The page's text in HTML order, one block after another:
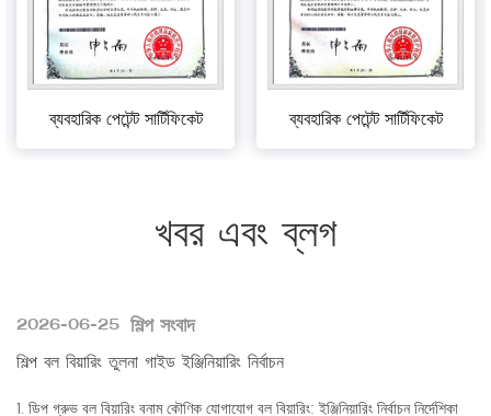
ব্যবহারিক পেটেন্ট সার্টিফিকেট ব্যবহারিক পেটেন্ট সার্টিফিকেট
খবর এবং ব্লগ
2026-06-25 শিল্প সংবাদ
শিল্প বল বিয়ারিং তুলনা গাইড ইঞ্জিনিয়ারিং নির্বাচন
1. ডিপ গ্রুভ বল বিয়ারিং বনাম কৌণিক যোগাযোগ বল বিয়ারিং: ইঞ্জিনিয়ারিং নির্বাচন নির্দেশিকা